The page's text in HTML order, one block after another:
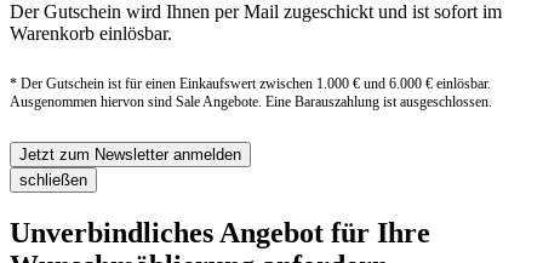
Der Gutschein wird Ihnen per Mail zugeschickt und ist sofort im
Warenkorb einlösbar.
* Der Gutschein ist für einen Einkaufswert zwischen 1.000 € und 6.000 € einlösbar.
Ausgenommen hiervon sind Sale Angebote. Eine Barauszahlung ist ausgeschlossen.
Jetzt zum Newsletter anmelden
schließen
Unverbindliches Angebot für Ihre